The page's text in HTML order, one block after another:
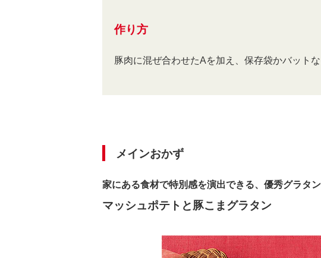
作り方
豚肉に混ぜ合わせたAを加え、保存袋かバット
メインおかず
家にある食材で特別感を演出できる、優秀グラタン
マッシュポテトと豚こまグラタン